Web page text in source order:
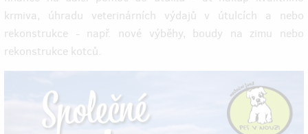
krmiva, úhradu veterinárních výdajů v útulcích a nebo
rekonstrukce - např. nové výběhy, boudy na zimu nebo
rekonstrukce kotců.